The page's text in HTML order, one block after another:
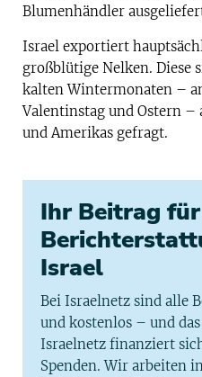
Blumenhändler
Israel exportiert
großblütige Nelken. Diese
kalten Wintermonaten –
Valentinstag und Ostern –
und Amerikas gefragt.
Ihr Beitrag
Israel
Bei Israelnetz sind alle
und kostenlos – und
Israelnetz finanziert
Spenden. Wir arbeiten